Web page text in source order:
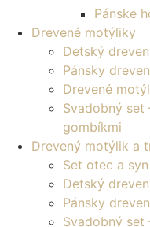
Pánske
Drevené motýliky
Detský
Pánsky
Drevené
Svadobný set
gombíkmi
Drevený motýlik a
Set otec a
Detský
Pánsky
Svadobný set